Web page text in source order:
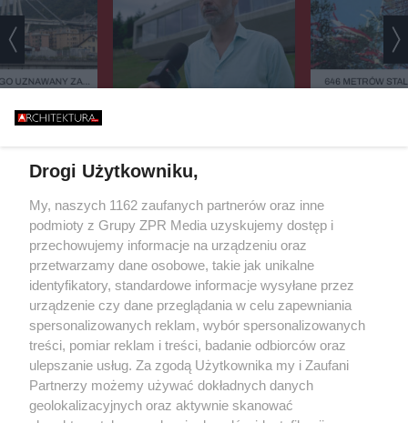
UZNAWANY ZA
BURZY?
ŻEBY JEDNAK ODRÓŻNIĆ OD
646 METRÓW
Żaden utwór zamieszczony w serwisie nie może być powielany i
rozpowszechniany lub dalej rozpowszechniany w jakikolwiek sposób
(w tym także elektroniczny lub mechaniczny) na jakimkolwiek polu
eksploatacji w jakiejkolwiek formie, włącznie z umieszczaniem w
Internecie bez pisemnej zgody właściciela praw. Jakiekolwiek użycie
lub wykorzystanie utworów w całości lub w części z naruszeniem
prawa, tzn. bez właściwej zgody, jest zabronione pod groźbą kary i
może być ścigane prawnie.
Drogi Użytkowniku,
My, naszych 1162 zaufanych partnerów oraz inne
podmioty z Grupy ZPR Media uzyskujemy dostęp i
przechowujemy informacje na urządzeniu oraz
przetwarzamy dane osobowe, takie jak unikalne
identyfikatory, standardowe informacje wysyłane przez
urządzenie czy dane przeglądania w celu zapewniania
spersonalizowanych reklam, wybór spersonalizowanych
treści, pomiar reklam i treści, badanie odbiorców oraz
ulepszanie usług. Za zgodą Użytkownika my i Zaufani
Partnerzy możemy używać dokładnych danych
geolokalizacyjnych oraz aktywnie skanować